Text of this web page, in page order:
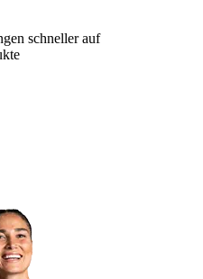
schneller auf